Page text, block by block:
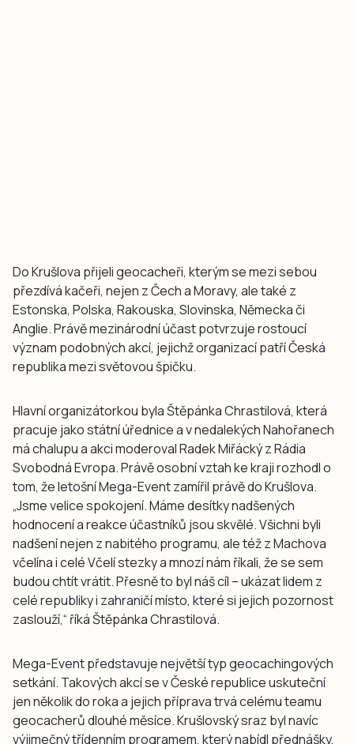
Do Krušlova přijeli geocacheři, kterým se mezi sebou
přezdívá kačeři, nejen z Čech a Moravy, ale také z
Estonska, Polska, Rakouska, Slovinska, Německa či
Anglie. Právě mezinárodní účast potvrzuje rostoucí
význam podobných akcí, jejichž organizací patří Česká
republika mezi světovou špičku.
Hlavní organizátorkou byla Štěpánka Chrastilová, která
pracuje jako státní úřednice a v nedalekých Nahořanech
má chalupu a akci moderoval Radek Miřácký z Rádia
Svobodná Evropa. Právě osobní vztah ke kraji rozhodl o
tom, že letošní Mega-Event zamířil právě do Krušlova.
„Jsme velice spokojení. Máme desítky nadšených
hodnocení a reakce účastníků jsou skvělé. Všichni byli
nadšení nejen z nabitého programu, ale též z Machova
včelína i celé Včelí stezky a mnozí nám říkali, že se sem
budou chtít vrátit. Přesně to byl náš cíl – ukázat lidem z
celé republiky i zahraničí místo, které si jejich pozornost
zaslouží,“ říká Štěpánka Chrastilová.
Mega-Event představuje největší typ geocachingových
setkání. Takových akcí se v České republice uskuteční
jen několik do roka a jejich příprava trvá celému teamu
geocacherů dlouhé měsíce. Krušlovský sraz byl navíc
výjimečný třídenním programem, který nabídl přednášky,